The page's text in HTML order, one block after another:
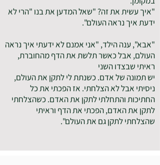
"איך עשית את זה? "שאל המדען את בנו "הרי לא
ידעת איך נראה העולם".
"אבא", ענה הילד, "אני אמנם לא ידעתי איך נראה
העולם, אבל כאשר תלשת את הדף מהחוברת,
ראיתי שבצדו השני
יש תמונה של אדם. כשנתת לי לתקן את העולם,
ניסיתי אבל לא הצלחתי. אז הפכתי את כל
החתיכות והתחלתי לתקן את האדם. כשהצלחתי
לתקן את האדם, הפכתי את הדף וראיתי
שהצלחתי לתקן גם את העולם".